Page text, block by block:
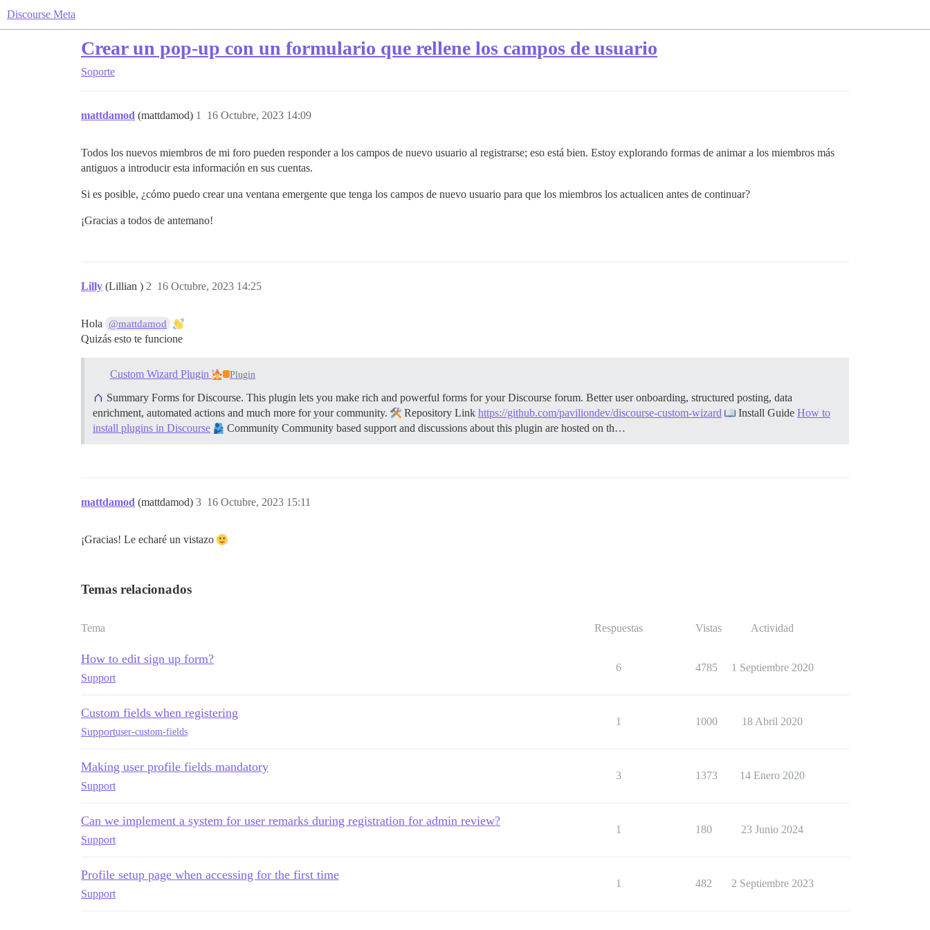
Discourse Meta
Crear un pop-up con un formulario que rellene los campos de usuario
Soporte
mattdamod (mattdamod) 16 Octubre, 2023 14:09
1
Todos los nuevos miembros de mi foro pueden responder a los campos de nuevo usuario al registrarse; eso está bien. Estoy explorando formas de animar a los miembros más
antiguos a introducir esta información en sus cuentas.
Si es posible, ¿cómo puedo crear una ventana emergente que tenga los campos de nuevo usuario para que los miembros los actualicen antes de continuar?
¡Gracias a todos de antemano!
Lilly (Lillian ) 16 Octubre, 2023 14:25
2
Hola @mattdamod
Quizás esto te funcione
Custom Wizard Plugin Plugin
Summary Forms for Discourse. This plugin lets you make rich and powerful forms for your Discourse forum. Better user onboarding, structured posting, data
enrichment, automated actions and much more for your community.
Repository Link https://github.com/paviliondev/discourse-custom-wizard Install Guide How to
install plugins in Discourse
Community Community based support and discussions about this plugin are hosted on th…
mattdamod (mattdamod) 16 Octubre, 2023 15:11
3
¡Gracias! Le echaré un vistazo
Temas relacionados
Tema Respuestas Vistas Actividad
How to edit sign up form?
Support
6 4785 1 Septiembre 2020
Custom fields when registering
Supportuser-custom-fields
1 1000 18 Abril 2020
Making user profile fields mandatory
Support
3 1373 14 Enero 2020
Can we implement a system for user remarks during registration for admin review?
Support
1 180 23 Junio 2024
Profile setup page when accessing for the first time
Support
1 482 2 Septiembre 2023